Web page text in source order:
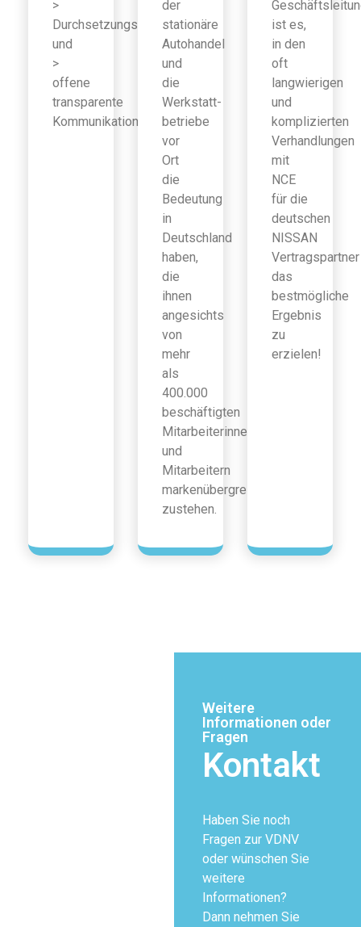
>
Durchsetzungsfähigkeit
und
>
offene
transparente
Kommunikation
der
stationäre
Autohandel
und
die
Werkstatt-
betriebe
vor
Ort
die
Bedeutung
in
Deutschland
haben,
die
ihnen
angesichts
von
mehr
als
400.000
beschäftigten
Mitarbeiterinnen
und
Mitarbeitern
markenübergreifend
zustehen.
ist es,
in den
oft
langwierigen
und
komplizierten
Verhandlungen
mit
NCE
für die
deutschen
NISSAN
Vertragspartner
das
bestmögliche
Ergebnis
zu
erzielen!
Weitere
Informationen oder
Fragen
Kontakt
Haben Sie noch
Fragen zur VDNV
oder wünschen Sie
weitere
Informationen?
Dann nehmen Sie